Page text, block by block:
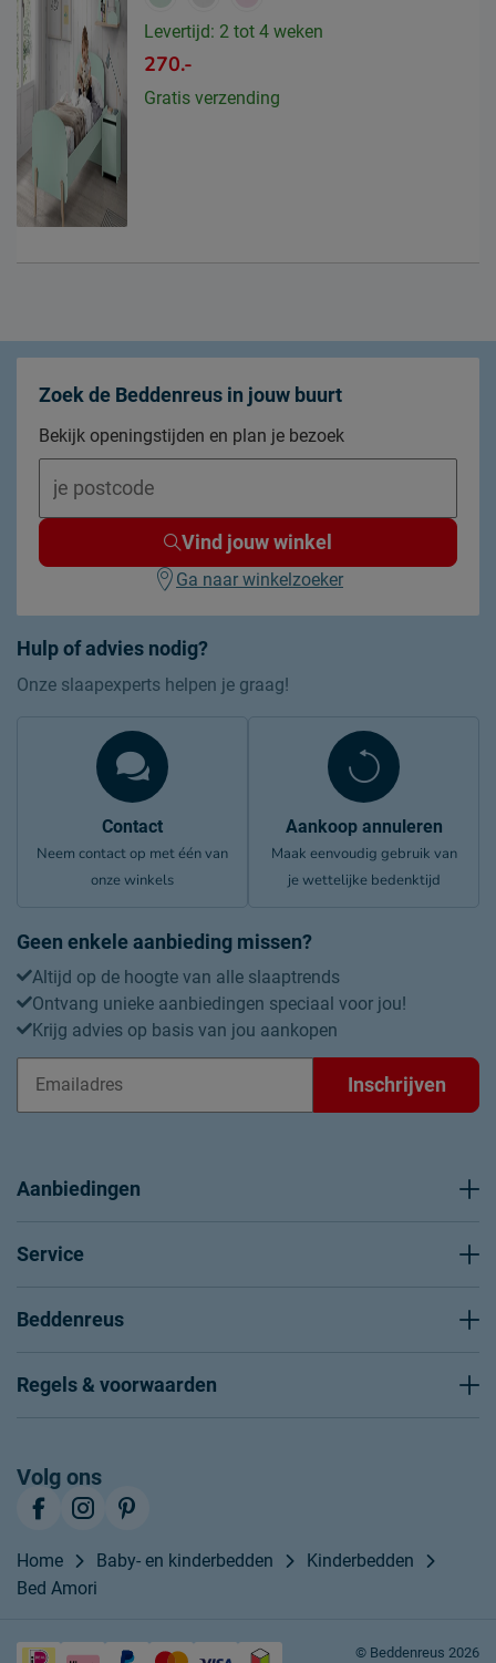
Levertijd: 2 tot 4 weken
270.-
Gratis verzending
Hulp of advies nodig?
Onze slaapexperts helpen je graag!
Contact
Neem contact op met één van
onze winkels
Aankoop annuleren
Maak eenvoudig gebruik van
je wettelijke bedenktijd
Geen enkele aanbieding missen?
Altijd op de hoogte van alle slaaptrends
Ontvang unieke aanbiedingen speciaal voor jou!
Krijg advies op basis van jou aankopen
Inschrijven
Zoek de Beddenreus in jouw buurt
Bekijk openingstijden en plan je bezoek
Vind jouw winkel
Ga naar winkelzoeker
Aanbiedingen
Service
Beddenreus
Regels & voorwaarden
Volg ons
Home Baby- en kinderbedden
Kinderbedden
Bed Amori
© Beddenreus 2026